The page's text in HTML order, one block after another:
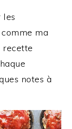
les
ma
recette
notes à